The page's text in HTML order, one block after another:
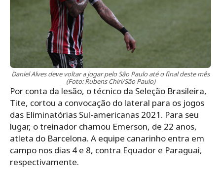
Daniel Alves deve voltar a jogar pelo São Paulo até o final deste mês
(Foto: Rubens Chiri/São Paulo)
Por conta da lesão, o técnico da Seleção Brasileira,
Tite, cortou a convocação do lateral para os jogos
das Eliminatórias Sul-americanas 2021. Para seu
lugar, o treinador chamou Emerson, de 22 anos,
atleta do Barcelona. A equipe canarinho entra em
campo nos dias 4 e 8, contra Equador e Paraguai,
respectivamente.